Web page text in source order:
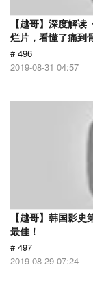
【越哥】深度解
烂片，看懂了痛到
# 496
2019-08-31 04:57
【越哥】韩国影
最佳！
# 497
2019-08-29 07:24